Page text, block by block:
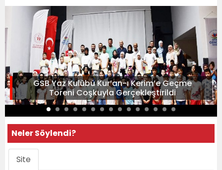
GSB Yaz Kulübü Kur’an-ı Kerim’e Geçme
Töreni Coşkuyla Gerçekleştirildi
Neler Söylendi?
Site